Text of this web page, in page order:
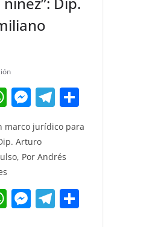
W
at
s
p
p
M
e
ss
e
g
er
T
e
gr
m
m
marco jurídico para
Arturo
Por Andrés
W M T